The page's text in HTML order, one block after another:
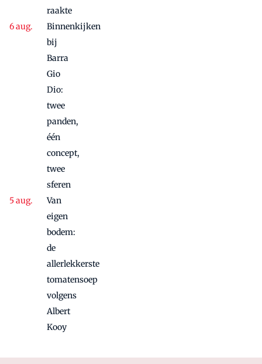
raakte
Binnenkijken
bij
Barra
Gio
Dio:
twee
panden,
één
concept,
twee
sferen
Van
eigen
bodem:
de
allerlekkerste
tomatensoep
volgens
Albert
Kooy